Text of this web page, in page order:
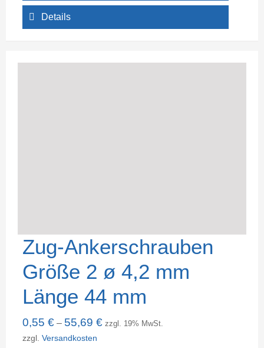
Details
Zug-Ankerschrauben
Größe 2 ø 4,2 mm
Länge 44 mm
0,55 €– 55,69 € zzgl. 19% MwSt.
zzgl. Versandkosten